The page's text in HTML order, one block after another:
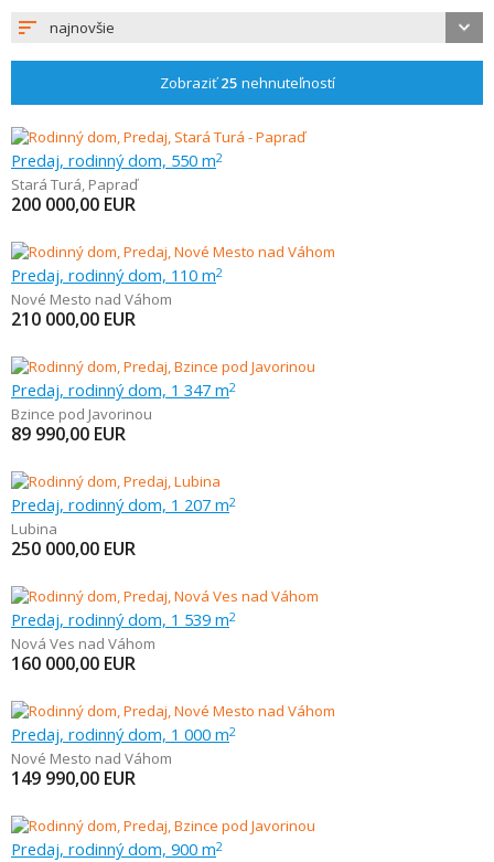
najnovšie
Zobraziť25 nehnuteľností
Predaj, rodinný dom, 550 m2
Stará Turá, Papraď
200 000,00 EUR
Predaj, rodinný dom, 110 m2
Nové Mesto nad Váhom
210 000,00 EUR
Predaj, rodinný dom, 1 347 m2
Bzince pod Javorinou
89 990,00 EUR
Predaj, rodinný dom, 1 207 m2
Lubina
250 000,00 EUR
Predaj, rodinný dom, 1 539 m2
Nová Ves nad Váhom
160 000,00 EUR
Predaj, rodinný dom, 1 000 m2
Nové Mesto nad Váhom
149 990,00 EUR
Predaj, rodinný dom, 900 m2